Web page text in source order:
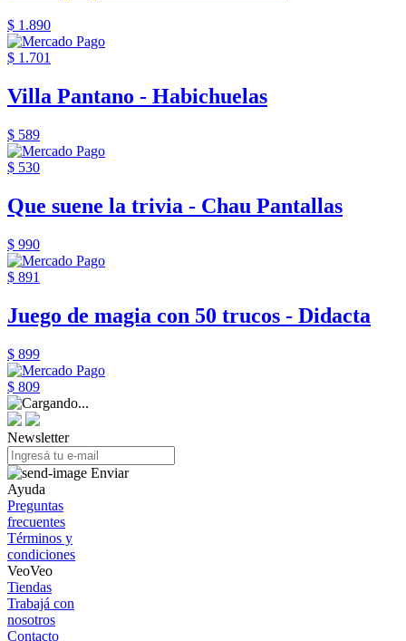
$ 1.890
$ 1.701
Villa Pantano - Habichuelas
$ 589
$ 530
Que suene la trivia - Chau Pantallas
$ 990
$ 891
Juego de magia con 50 trucos - Didacta
$ 899
$ 809
Newsletter
Enviar
Ayuda
Preguntas
frecuentes
Términos y
condiciones
VeoVeo
Tiendas
Trabajá con
nosotros
Contacto